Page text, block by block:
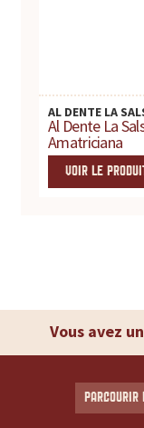
AL DENTE LA
Al Dente La
Amatriciana
VOIR LE
Vous avez